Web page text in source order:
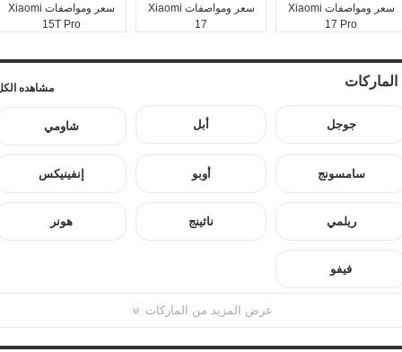
سعر ومواصفات Xiaomi
17 Pro
سعر ومواصفات Xiaomi
17
سعر ومواصفات Xiaomi
15T Pro
الماركات مشاهده
جوجل أبل شاومي
سامسونج أوبو إنفينيكس
ريلمي ناثينج هونر
فيفو
عرض المزيد من الماركات